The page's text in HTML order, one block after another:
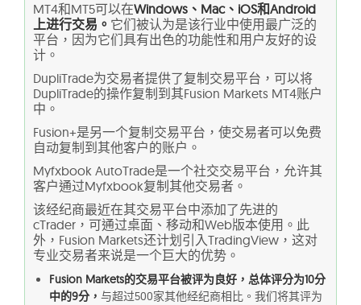
MT4和MT5可以在Windows、Mac、iOS和Android
上进行交易。 它们被认为是该行业中使用最广泛的
平台，因为它们具有出色的功能性和用户友好的设
计。
DupliTrade为交易者提供了复制交易平台，可以将
DupliTrade的操作复制到其Fusion Markets MT4账户
中。
Fusion+是另一个复制交易平台，使交易者可以免费
自动复制到其他客户的账户。
Myfxbook AutoTrade是一个社交交易平台，允许其
客户通过Myfxbook复制其他交易者。
该经纪商最近在其交易平台中添加了先进的
cTrader，可通过桌面、移动和Web版本使用。此
外，Fusion Markets还计划引入TradingView，这对
专业交易者来说是一个巨大的优势。
Fusion Markets的交易平台被评为良好，总体评分为10分
中的9分， 与超过500家其他经纪商相比。我们将其评为